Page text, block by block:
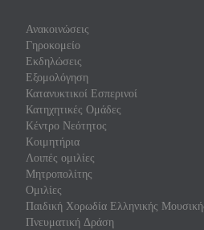
Ανακοινώσεις
Γηροκομείο
Εκδηλώσεις
Εξομολόγηση
Κατανυκτικοί Εσπερινοί
Κατηχητικές Ομάδες
Κέντρο Νεότητος
Κοιμητήρια
Λοιπές ομιλίες
Μητροπολίτης
Ομιλίες
Παιδική Χορωδία Ελληνικής
Πνευματική Δράση